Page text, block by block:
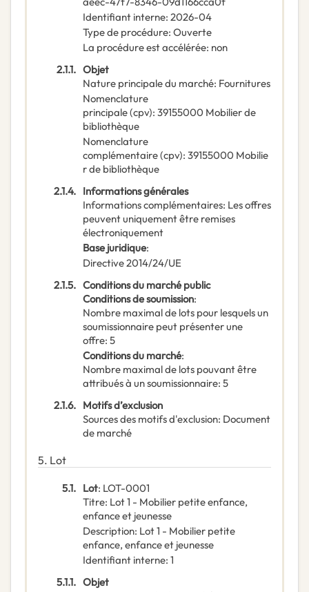
Identifiant interne: 2026-04
Type de procédure: Ouverte
La procédure est accélérée: non
2.1.1. Objet
Nature principale du marché: Fournitures
Nomenclature
principale(cpv): 39155000 Mobilier de
bibliothèque
Nomenclature
complémentaire(cpv): 39155000 Mobilie
r de bibliothèque
2.1.4. Informations générales
Informations complémentaires: Les offres
peuvent uniquement être remises
électroniquement
Base juridique:
Directive 2014/24/UE
2.1.5. Conditions du marché public
Conditions de soumission:
Nombre maximal de lots pour lesquels un
soumissionnaire peut présenter une
offre: 5
Conditions du marché:
Nombre maximal de lots pouvant être
attribués à un soumissionnaire: 5
2.1.6. Motifs d’exclusion
Sources des motifs d'exclusion: Document
de marché
5. Lot
5.1. Lot: LOT-0001
Titre: Lot 1 - Mobilier petite enfance,
enfance et jeunesse
Description: Lot 1 - Mobilier petite
enfance, enfance et jeunesse
Identifiant interne: 1
5.1.1. Objet